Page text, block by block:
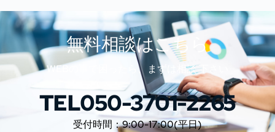
無料相談はこちら
WEBの事で困ったら、まずは相談 下さい
TEL050-3701-2265
受付時間：9:00-17:00(平日)